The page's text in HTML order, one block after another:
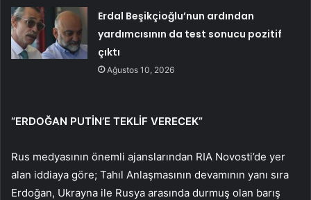
Erdal Beşikçioğlu’nun ardından
yardımcısının da test sonucu pozitif
çıktı
Ağustos 10, 2026
“ERDOĞAN PUTİN’E TEKLİF VERECEK”
Rus medyasının önemli ajanslarından RIA Novosti’de yer
alan iddiaya göre; Tahıl Anlaşmasının devamının yanı sıra
Erdoğan, Ukrayna ile Rusya arasında durmuş olan barış